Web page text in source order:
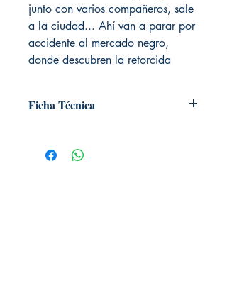
junto con varios compañeros, sale
a la ciudad... Ahí van a parar por
accidente al mercado negro,
donde descubren la retorcida
Ficha Técnica
Editorial: Norma
Idioma: Castellano